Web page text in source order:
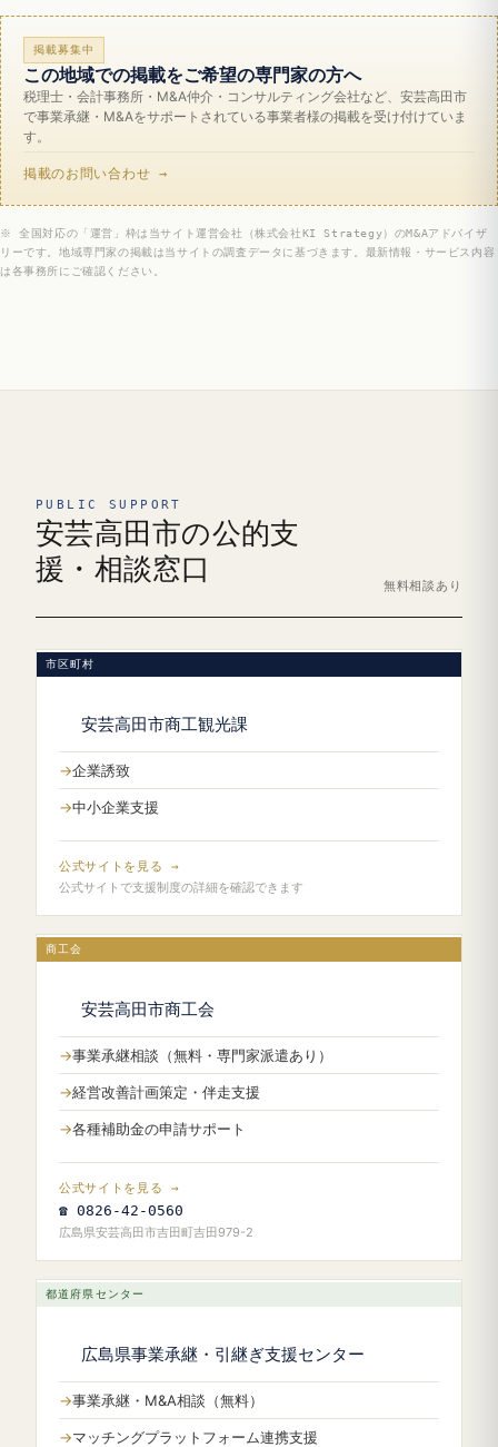
掲載募集中
この地域での掲載をご希望の専門家の方へ
税理士・会計事務所・M&A仲介・コンサルティング会社など、安芸高田市
で事業承継・M&Aをサポートされている事業者様の掲載を受け付けていま
す。
掲載のお問い合わせ →
※ 全国対応の「運営」枠は当サイト運営会社（株式会社KI Strategy）のM&Aアドバイザ
リーです。地域専門家の掲載は当サイトの調査データに基づきます。最新情報・サービス内容
は各事務所にご確認ください。
PUBLIC SUPPORT
安芸高田市の公的支
援・相談窓口
無料相談あり
市区町村
安芸高田市商工観光課
企業誘致
中小企業支援
公式サイトを見る →
公式サイトで支援制度の詳細を確認できます
商工会
安芸高田市商工会
事業承継相談（無料・専門家派遣あり）
経営改善計画策定・伴走支援
各種補助金の申請サポート
公式サイトを見る →
☎ 0826-42-0560
広島県安芸高田市吉田町吉田979-2
都道府県センター
広島県事業承継・引継ぎ支援センター
事業承継・M&A相談（無料）
マッチングプラットフォーム連携支援